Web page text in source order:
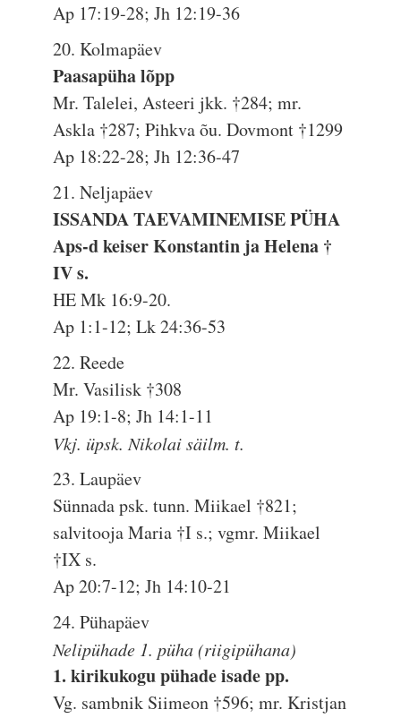
Ap 17:19-28; Jh 12:19-36
20. Kolmapäev
Paasapüha lõpp
Mr. Talelei, Asteeri jkk. †284; mr.
Askla †287; Pihkva õu. Dovmont †1299
Ap 18:22-28; Jh 12:36-47
21. Neljapäev
ISSANDA TAEVAMINEMISE PÜHA
Aps-d keiser Konstantin ja Helena †
IV s.
HE Mk 16:9-20.
Ap 1:1-12; Lk 24:36-53
22. Reede
Mr. Vasilisk †308
Ap 19:1-8; Jh 14:1-11
Vkj. üpsk. Nikolai säilm. t.
23. Laupäev
Sünnada psk. tunn. Miikael †821;
salvitooja Maria †I s.; vgmr. Miikael
†IX s.
Ap 20:7-12; Jh 14:10-21
24. Pühapäev
Nelipühade 1. püha (riigipühana)
1. kirikukogu pühade isade pp.
Vg. sambnik Siimeon †596; mr. Kristjan